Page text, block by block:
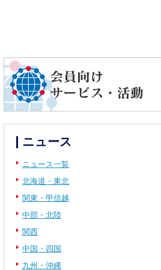
ニュース
ニュース一覧
北海道・東北
関東・甲信越
中部・北陸
関西
中国・四国
九州・沖縄